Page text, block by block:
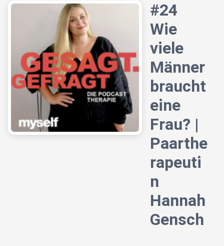
#24
Wie
viele
Männer
braucht
eine
Frau? |
Paarthe
rapeuti
n
Hannah
Gensch